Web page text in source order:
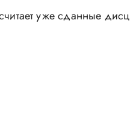
уже сданные